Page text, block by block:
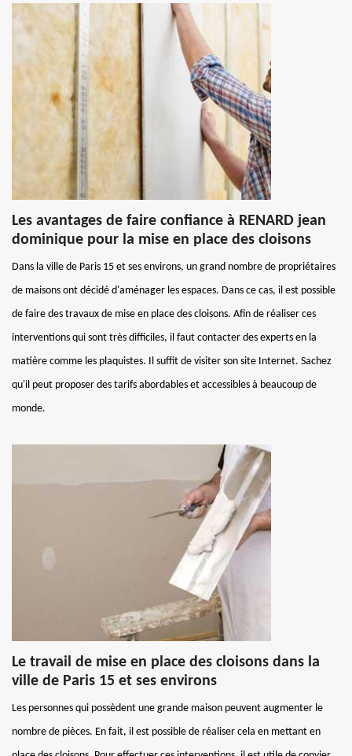
Les avantages de faire confiance à RENARD jean
dominique pour la mise en place des cloisons
Dans la ville de Paris 15 et ses environs, un grand nombre de propriétaires
de maisons ont décidé d'aménager les espaces. Dans ce cas, il est possible
de faire des travaux de mise en place des cloisons. Afin de réaliser ces
interventions qui sont très difficiles, il faut contacter des experts en la
matière comme les plaquistes. Il suffit de visiter son site Internet. Sachez
qu'il peut proposer des tarifs abordables et accessibles à beaucoup de
monde.
Le travail de mise en place des cloisons dans la
ville de Paris 15 et ses environs
Les personnes qui possèdent une grande maison peuvent augmenter le
nombre de pièces. En fait, il est possible de réaliser cela en mettant en